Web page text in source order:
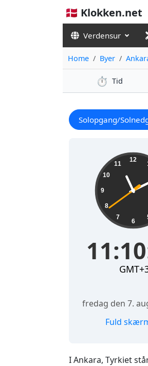
🇩🇰 Klokken.net
Verdensur
Home Byer
⏱️ Tid
Solopgang/
11:10:41 12
6
7
8
9
10
11
fredag den 7.
Fuld
I Ankara, Tyrkiet